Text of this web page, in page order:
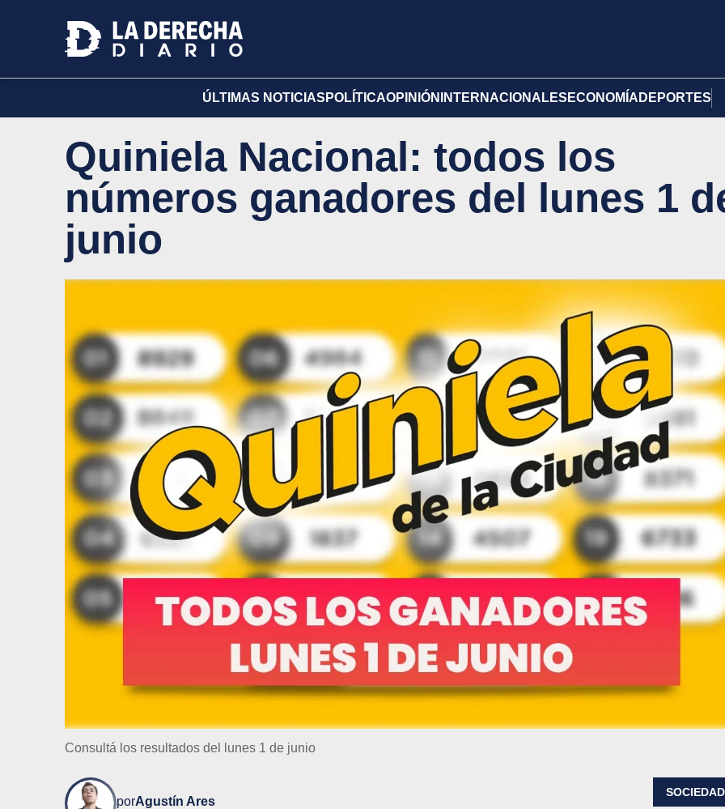
ÚLTIMAS NOTICIAS POLÍTICAOPINIÓN INTERNACIONALES ECONOMÍA DEPORTES
Quiniela Nacional: todos los
números ganadores del lunes 1
junio
Consultá los resultados del lunes 1 de junio
porAgustín Ares
SOCIEDAD